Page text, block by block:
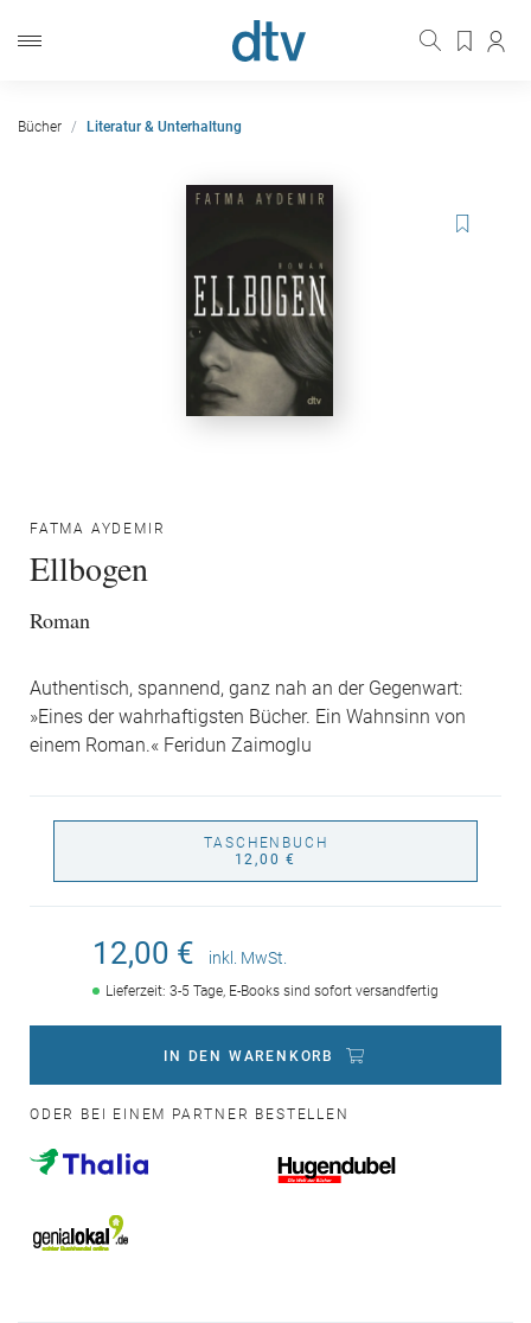
Bücher Literatur & Unterhaltung
FATMA AYDEMIR
Ellbogen
Roman
Authentisch, spannend, ganz nah an der Gegenwart:
»Eines der wahrhaftigsten Bücher. Ein Wahnsinn von
einem Roman.« Feridun Zaimoglu
TASCHENBUCH
12,00 €
12,00 € inkl. MwSt.
Lieferzeit: 3-5 Tage, E-Books sind sofort versandfertig
IN DEN WARENKORB
ODER BEI EINEM PARTNER BESTELLEN